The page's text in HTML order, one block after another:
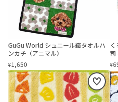
GuGu World シュニール織タオルハ
ンカチ（アニマル）
¥1,650
司
¥